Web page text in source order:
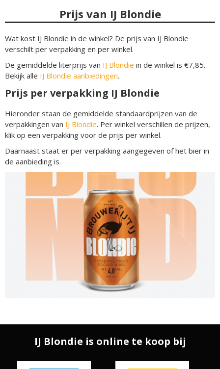
Prijs van IJ Blondie
Wat kost IJ Blondie in de winkel? De prijs van IJ Blondie
verschilt per verpakking en per winkel.
De gemiddelde literprijs van IJ Blondie in de winkel is €7,85.
Bekijk alle IJ Blondie aanbiedingen.
Prijs per verpakking IJ Blondie
Hieronder staan de gemiddelde standaardprijzen van de
verpakkingen van IJ Blondie. Per winkel verschillen de prijzen,
klik op een verpakking voor de prijs per winkel.
Daarnaast staat er per verpakking aangegeven of het bier in
de aanbieding is.
IJ Blondie is online te koop bij